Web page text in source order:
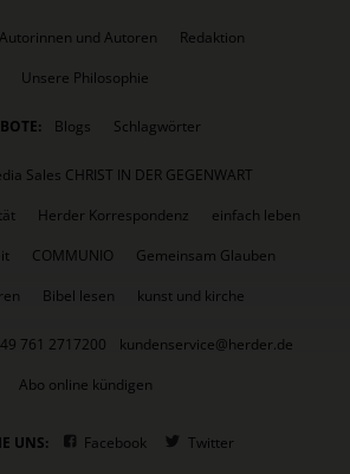
Autorinnen und Autoren
Redaktion
Unsere Philosophie
Blogs Schlagwörter
Sales CHRIST IN DER GEGENWART
Herder Korrespondenz
einfach leben
COMMUNIO
Gemeinsam Glauben
Bibel lesen kunst und kirche
761 2717200
kundenservice@herder.de
Abo online kündigen
UNS: Facebook Twitter